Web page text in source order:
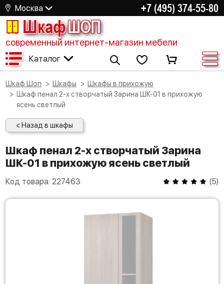
Москва +7 (495) 374-55-80
ШкафШОП
современный интернет-магазин мебели
Каталог
Шкаф Шоп Шкафы
Шкафы в прихожую
Шкаф пенал 2-х створчатый Зарина ШК-01 в прихожую
ясень светлый
< Назад в шкафы
Шкаф пенал 2-х створчатый Зарина
ШК-01 в прихожую ясень светлый
Код товара: 227463 (5)